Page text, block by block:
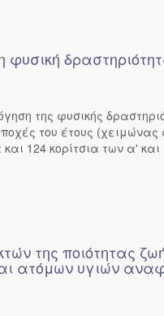
φυσική
της φυσικής
του έτους (χειμώνας
124 κορίτσια των α' και
της ποιότητας
ατόμων υγιών